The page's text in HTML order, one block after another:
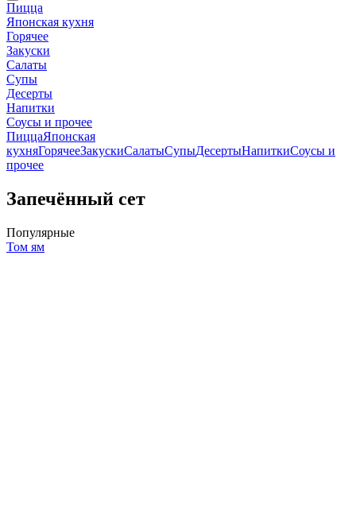
Пицца
Японская кухня
Горячее
Закуски
Салаты
Супы
Десерты
Напитки
Соусы и прочее
ПиццаЯпонская
кухняГорячееЗакускиСалатыСупыДесертыНапиткиСоусы и
прочее
Запечённый сет
Популярные
Том ям